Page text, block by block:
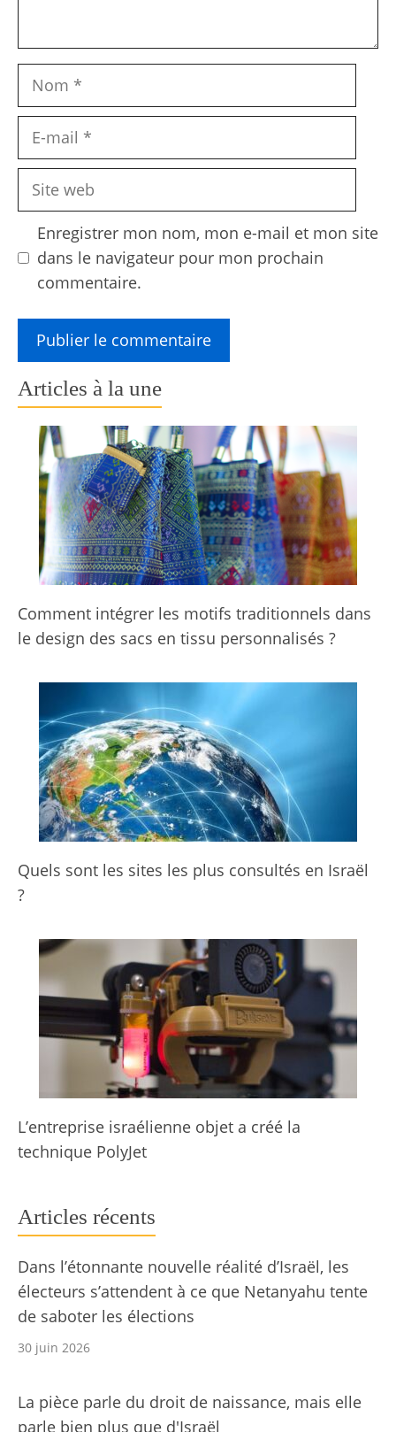
Nom
Site
Enregistrer mon nom, mon e-mail et mon site
dans le navigateur pour mon prochain
commentaire.
Articles à la une
Comment intégrer les motifs traditionnels dans
le design des sacs en tissu personnalisés ?
Quels sont les sites les plus consultés en Israël
?
L’entreprise israélienne objet a créé la
technique PolyJet
Articles récents
Dans l’étonnante nouvelle réalité d’Israël, les
électeurs s’attendent à ce que Netanyahu tente
de saboter les élections
30 juin 2026
La pièce parle du droit de naissance, mais elle
parle bien plus que d'Israël